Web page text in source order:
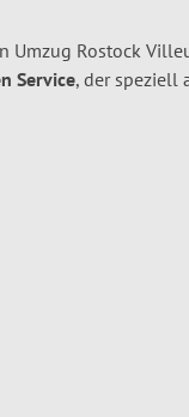
Umzug Rostock
Service, der speziell